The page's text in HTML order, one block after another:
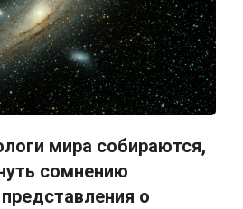
мира собираются,
сомнению
о